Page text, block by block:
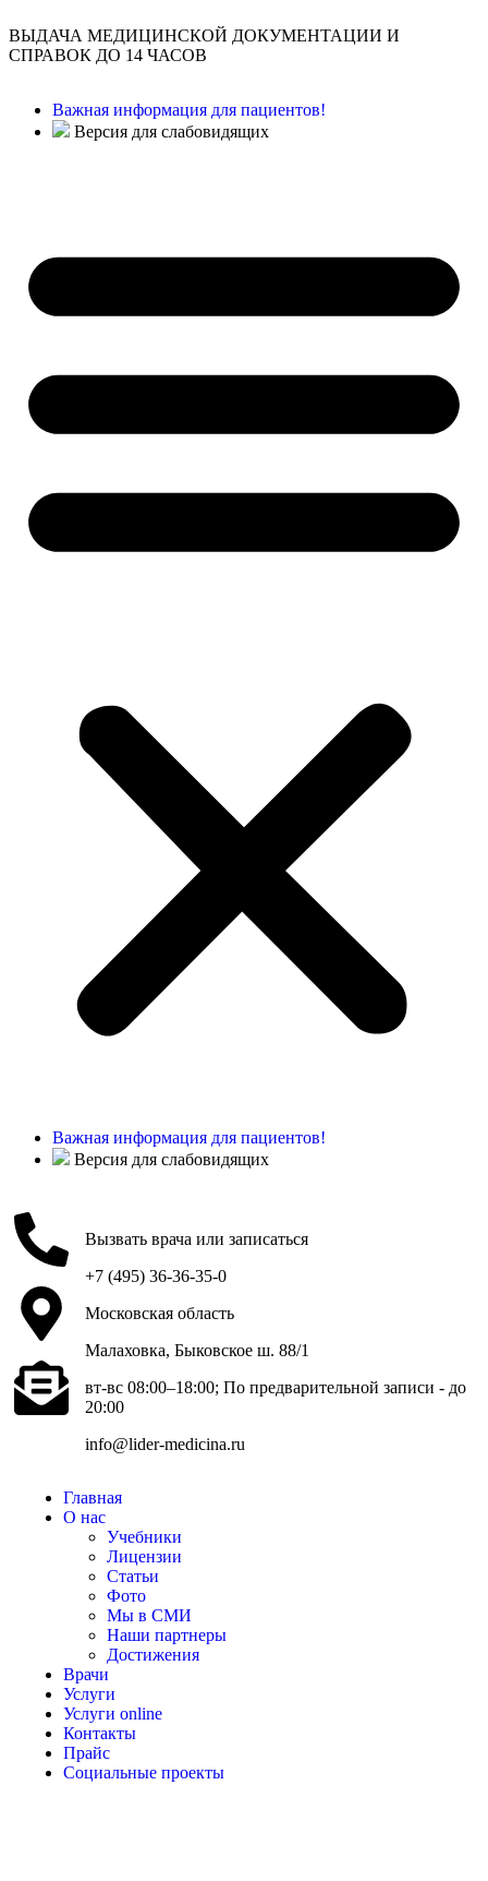
ВЫДАЧА МЕДИЦИНСКОЙ ДОКУМЕНТАЦИИ И
СПРАВОК ДО 14 ЧАСОВ
Важная информация для пациентов!
Версия для слабовидящих
Важная информация для пациентов!
Версия для слабовидящих
Вызвать врача или записаться
+7 (495) 36-36-35-0
Московская область
Малаховка, Быковское ш. 88/1
вт-вс 08:00–18:00; По предварительной записи - до
20:00
info@lider-medicina.ru
Главная
О нас
Учебники
Лицензии
Статьи
Фото
Мы в СМИ
Наши партнеры
Достижения
Врачи
Услуги
Услуги online
Контакты
Прайс
Социальные проекты